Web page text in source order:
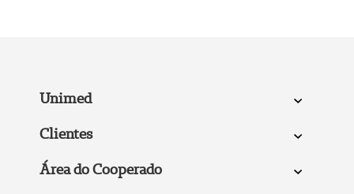
Unimed
Clientes
Área do Cooperado